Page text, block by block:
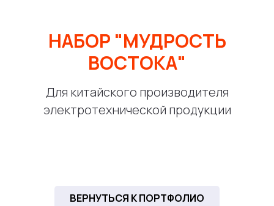
НАБОР "МУДРОСТЬ
ВОСТОКА"
Для китайского производителя
электротехнической продукции
ВЕРНУТЬСЯ К ПОРТФОЛИО